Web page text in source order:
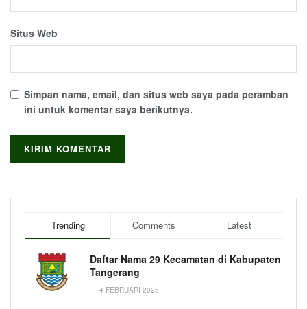
Situs Web
Simpan nama, email, dan situs web saya pada peramban
ini untuk komentar saya berikutnya.
Trending Comments Latest
Daftar Nama 29 Kecamatan di Kabupaten
Tangerang
4 FEBRUARI 2025